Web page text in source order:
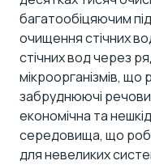
багатообіцяючим
очищення стічних
стічних вод через
мікроорганізмів,
забруднюючі
економічна та
середовища, що
для невеликих